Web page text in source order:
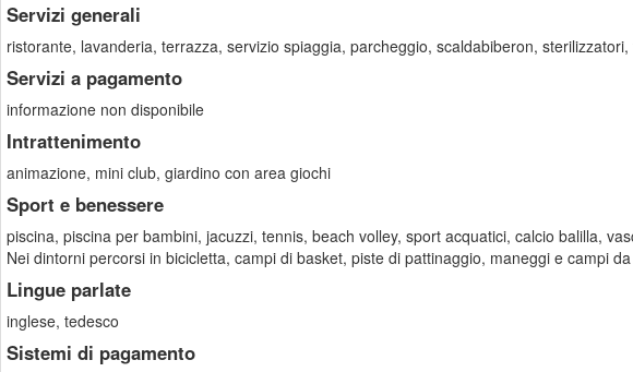
Servizi generali
ristorante, lavanderia, terrazza, servizio spiaggia, parcheggio, scaldabiberon,
Servizi a pagamento
informazione non disponibile
Intrattenimento
animazione, mini club, giardino con area giochi
Sport e benessere
piscina, piscina per bambini, jacuzzi, tennis, beach volley, sport acquatici, calcio balilla,
Nei dintorni percorsi in bicicletta, campi di basket, piste di pattinaggio, maneggi e campi
Lingue parlate
inglese, tedesco
Sistemi di pagamento